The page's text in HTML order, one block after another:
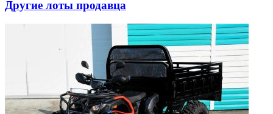
Другие лоты продавца